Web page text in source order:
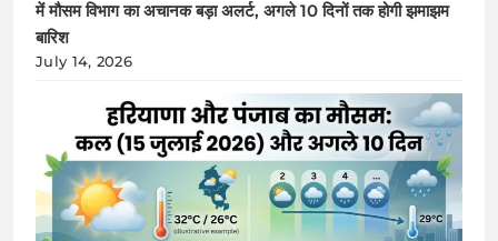
में मौसम विभाग का अचानक बड़ा अलर्ट, अगले 10 दिनों तक होगी झमाझम
बारिश
July 14, 2026